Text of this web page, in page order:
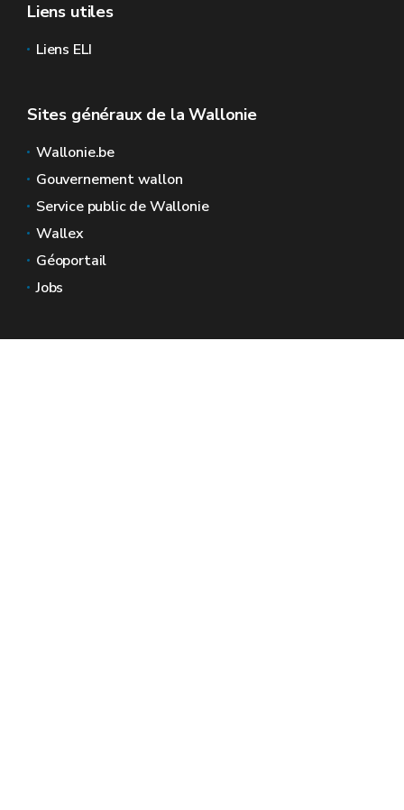
Liens utiles
Liens ELI
Sites généraux de la Wallonie
Wallonie.be
Gouvernement wallon
Service public de Wallonie
Wallex
Géoportail
Jobs